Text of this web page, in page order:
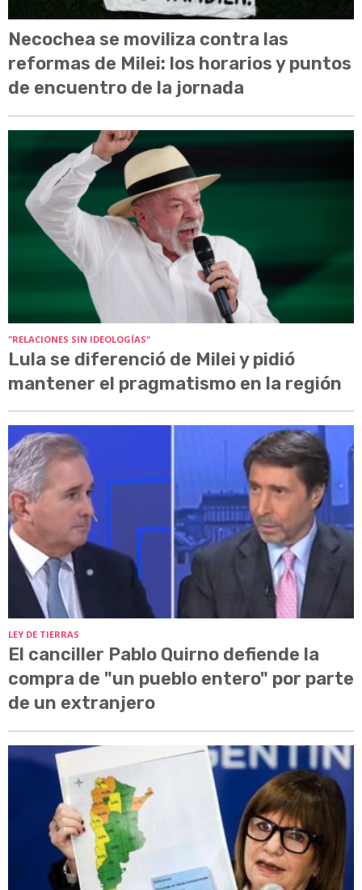
Necochea se moviliza contra las
reformas de Milei: los horarios y puntos
de encuentro de la jornada
"RELACIONES SIN IDEOLOGÍAS"
Lula se diferenció de Milei y pidió
mantener el pragmatismo en la región
LEY DE TIERRAS
El canciller Pablo Quirno defiende la
compra de "un pueblo entero" por parte
de un extranjero